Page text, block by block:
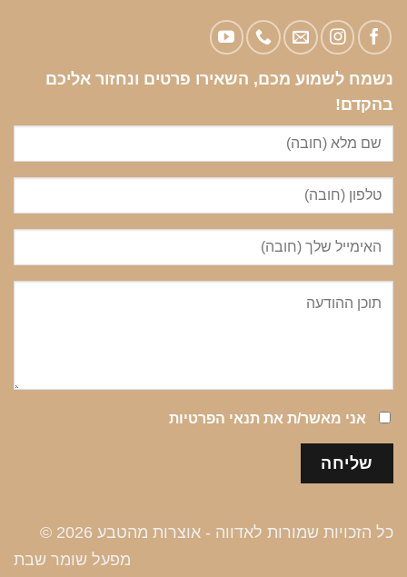
נשמח לשמוע מכם, השאירו פרטים ונחזור אליכם
בהקדם!
אני מאשר/ת את תנאי הפרטיות
כל הזכויות שמורות לאדווה - אוצרות מהטבע 2026 ©
מפעל שומר שבת